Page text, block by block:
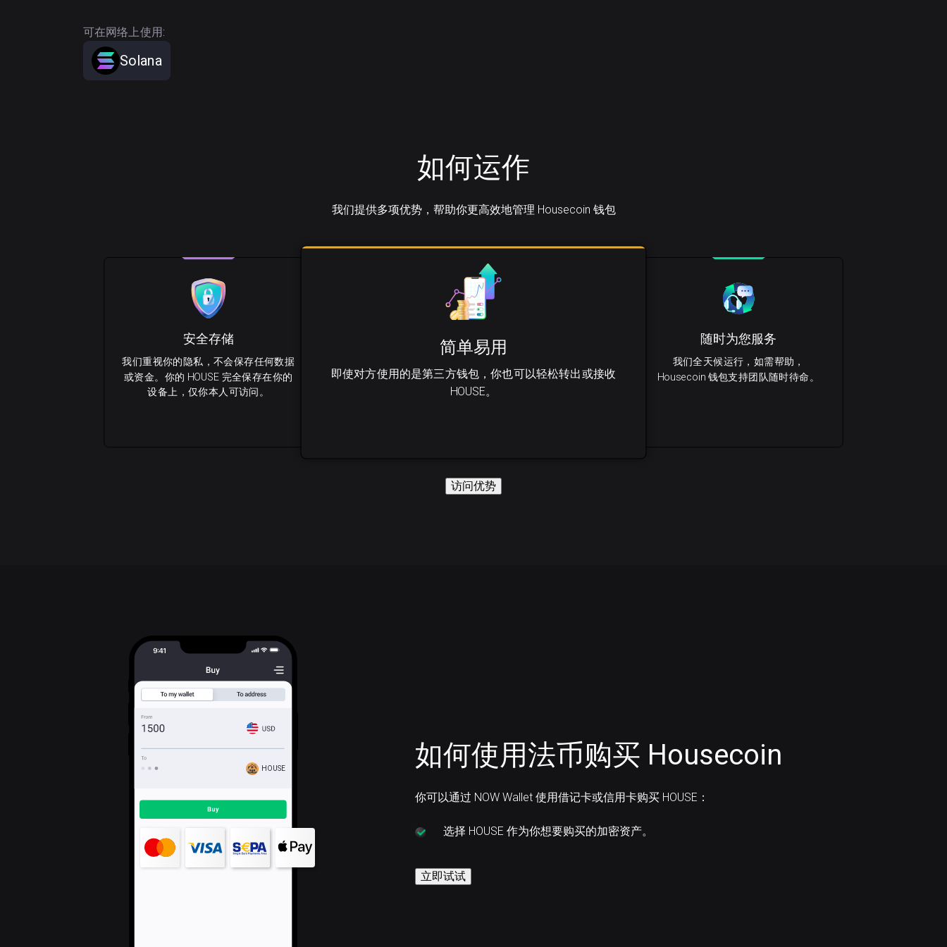
可在网络上使用:
Solana
如何运作
我们提供多项优势，帮助你更高效地管理 Housecoin 钱包
简单易用
即使对方使用的是第三方钱包，你也可以轻松转出或接收
HOUSE。
随时为您服务
我们全天候运行，如需帮助，
Housecoin 钱包支持团队随时待命。
安全存储
我们重视你的隐私，不会保存任何数据
或资金。你的 HOUSE 完全保存在你的
设备上，仅你本人可访问。
访问优势
HOUSE 如何使用法币购买 Housecoin
你可以通过 NOW Wallet 使用借记卡或信用卡购买 HOUSE：
选择 HOUSE 作为你想要购买的加密资产。
立即试试